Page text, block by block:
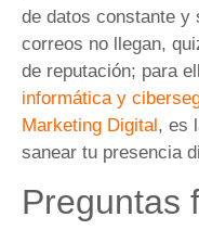
de datos constante y
correos no llegan,
de reputación; para
informática y
Marketing Digital, es
sanear tu presencia
Preguntas